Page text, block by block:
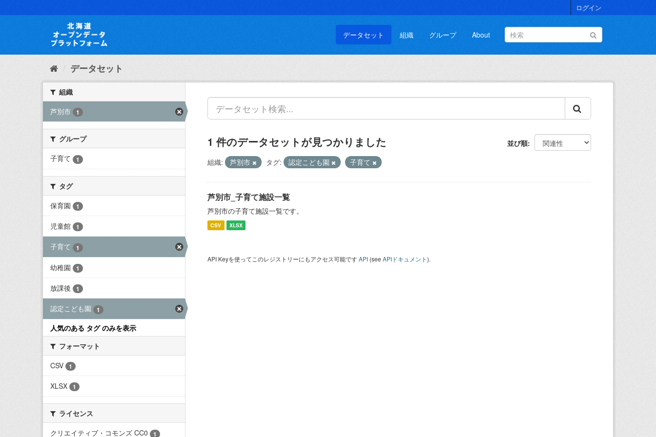
キ
て
ログイン
データセット 組織 グループ About
データセット
組織
芦別市
1
グループ
子育て
1
タグ
保育園
1
児童館 1
子育て 1
幼稚園 1
放課後 1
認定こども園 1
人気のある タグ のみを表示
フォーマット
CSV
1
XLSX 1
ライセンス
クリエイティブ・コモンズ CC0
1
並び順
1 件のデータセットが見つかりました
組織: 芦別市 タグ: 認定こども園 子育て
芦別市_子育て施設一覧
芦別市の子育て施設一覧です。
CSV XLSX
API Keyを使ってこのレジストリーにもアクセス可能ですAPI (see APIドキュメント).